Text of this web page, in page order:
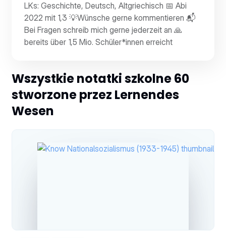
LKs: Geschichte, Deutsch, Altgriechisch 📅 Abi
2022 mit 1,3 💡Wünsche gerne kommentieren 📬
Bei Fragen schreib mich gerne jederzeit an 🙏
bereits über 1,5 Mio. Schüler*innen erreicht
Wszystkie notatki szkolne 60
stworzone przez Lernendes
Wesen